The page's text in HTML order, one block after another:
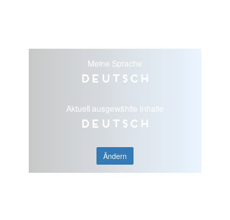
Meine Sprache
Deutsch
Aktuell ausgewählte Inhalte
Deutsch
Ändern